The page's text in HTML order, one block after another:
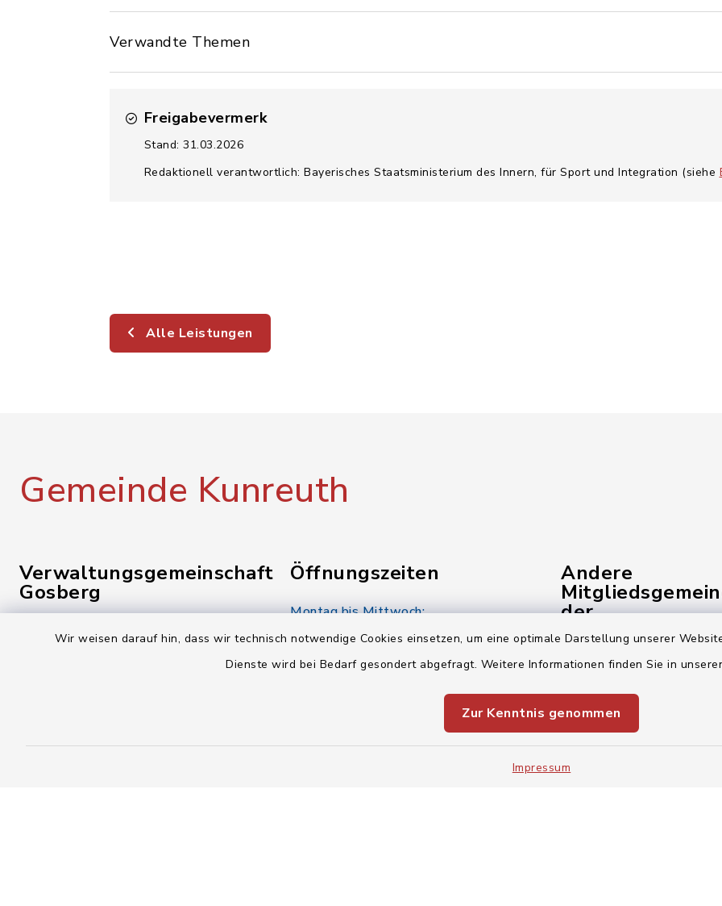
Wir weisen darauf hin, dass wir technisch notwendige Cookies einsetzen, um eine optimale Darstellung unserer
Dienste wird bei Bedarf gesondert abgefragt. Weitere Informationen finden Sie in
Zur Kenntnis genommen
Impressum
Verwandte Themen
Freigabevermerk
Stand: 31.03.2026
Redaktionell verantwortlich: Bayerisches Staatsministerium des Innern, für Sport und Integration (siehe
Alle Leistungen
Gemeinde Kunreuth
Verwaltungsgemeinschaft
Gosberg
Reuther Str. 1
poststelle@vg-gosberg.de
Öffnungszeiten
Montag bis Mittwoch:
08:00-12:00 Uhr
Donnerstag:
Andere
der
Gemeinde Pinzberg